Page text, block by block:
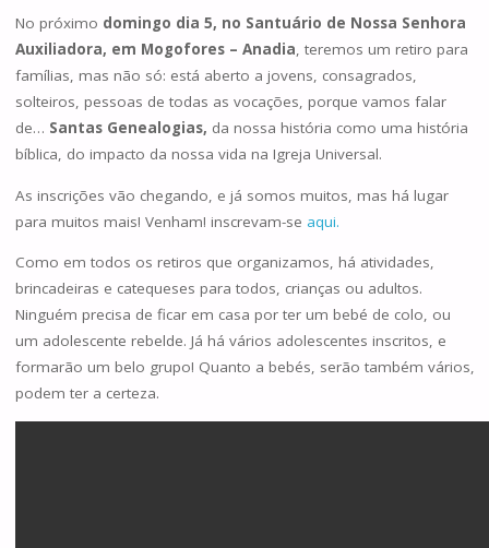
No próximo domingo dia 5, no Santuário de Nossa Senhora
Auxiliadora, em Mogofores – Anadia, teremos um retiro para
famílias, mas não só: está aberto a jovens, consagrados,
solteiros, pessoas de todas as vocações, porque vamos falar
de… Santas Genealogias, da nossa história como uma história
bíblica, do impacto da nossa vida na Igreja Universal.
As inscrições vão chegando, e já somos muitos, mas há lugar
para muitos mais! Venham! inscrevam-se aqui.
Como em todos os retiros que organizamos, há atividades,
brincadeiras e catequeses para todos, crianças ou adultos.
Ninguém precisa de ficar em casa por ter um bebé de colo, ou
um adolescente rebelde. Já há vários adolescentes inscritos, e
formarão um belo grupo! Quanto a bebés, serão também vários,
podem ter a certeza.